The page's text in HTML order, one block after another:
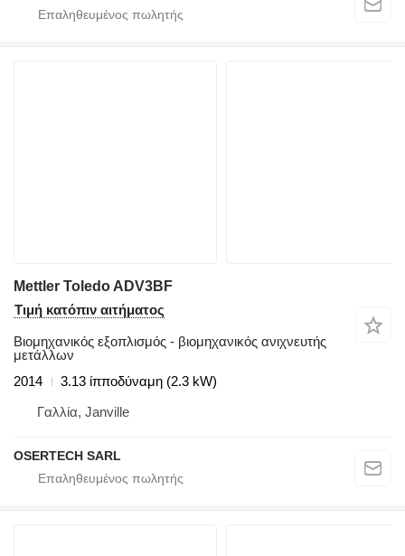
Mettler Toledo ADV3BF
Τιμή κατόπιν αιτήματος
Βιομηχανικός εξοπλισμός - βιομηχανικός ανιχνευτής
μετάλλων
2014
3.13 ίπποδύναμη (2.3 kW)
Γαλλία, Janville
OSERTECH SARL